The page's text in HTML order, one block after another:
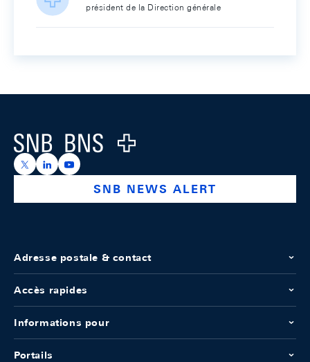
président de la Direction générale
Logo
https://x.com/snb_bns
https://ch.linkedin.com/company/swiss-national-
https://www.youtube.com/@swissnationalbank
SNB NEWS ALERT
Adresse postale & contact
Accès rapides
Informations pour
Portails